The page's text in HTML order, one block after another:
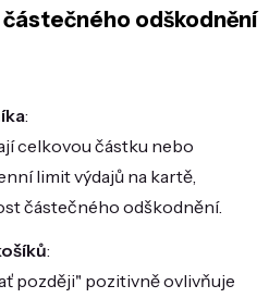
odškodnění
:
celkovou částku nebo
limit výdajů na kartě,
částečného odškodnění.
:
později" pozitivně ovlivňuje